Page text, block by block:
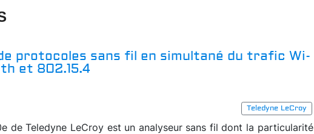
protocoles sans fil en simultané du trafic Wi-
et 802.15.4
Teledyne LeCroy
de Teledyne LeCroy est un analyseur sans fil dont la particularité